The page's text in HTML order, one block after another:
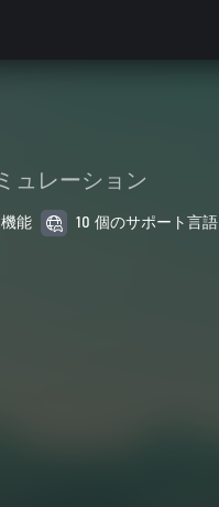
ュレーション
能 10 個のサポート言語